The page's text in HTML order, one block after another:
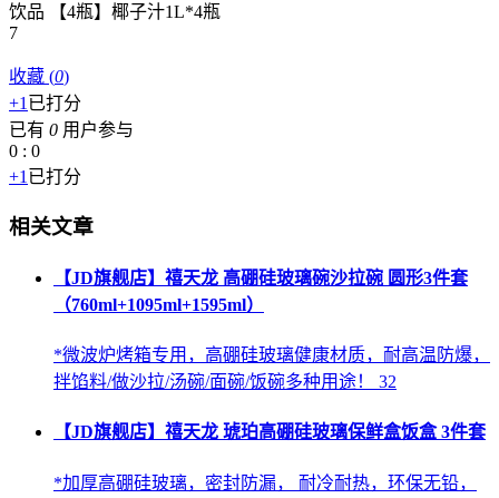
饮品 【4瓶】椰子汁1L*4瓶
7
收藏 (0)
+1 已打分
已有 0 用户参与
0 : 0
+1 已打分
相关文章
【JD旗舰店】禧天龙 高硼硅玻璃碗沙拉碗 圆形3件套
（760ml+1095ml+1595ml）
*微波炉烤箱专用，高硼硅玻璃健康材质，耐高温防爆，
拌馅料/做沙拉/汤碗/面碗/饭碗多种用途！ 32
【JD旗舰店】禧天龙 琥珀高硼硅玻璃保鲜盒饭盒 3件套
*加厚高硼硅玻璃，密封防漏， 耐冷耐热，环保无铅，